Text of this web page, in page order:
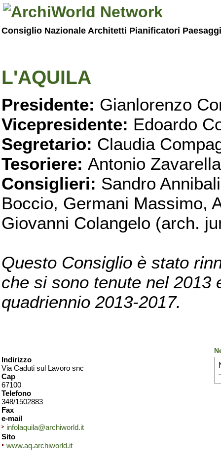
Consiglio Nazionale Architetti Pianificatori
L'AQUILA
Presidente: Gianlorenzo
Vicepresidente: Edoardo
Segretario: Claudia
Tesoriere: Antonio
Consiglieri: Sandro
Boccio, Germani Massimo,
Giovanni Colangelo (arch.
Questo Consiglio è stato
che si sono tenute nel 2013
quadriennio 2013-2017.
Indirizzo
Via Caduti sul Lavoro snc
Cap
67100
Telefono
348/1502883
Fax
e-mail
infolaquila@archiworld.it
Sito
www.aq.archiworld.it